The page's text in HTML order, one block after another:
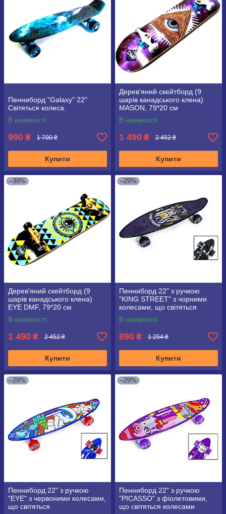
Пенниборд "Galaxy" 22"
Світяться колеса.
В наявності
990 ₴ 1 700 ₴
Купити
Дерев'яний скейтборд (9
шарів канадського клена)
MASON, 79*20 см
В наявності
1 490 ₴ 2 452 ₴
Купити
–39%
Дерев'яний скейтборд (9
шарів канадського клена)
EYE DMF, 79*20 см
В наявності
1 490 ₴ 2 452 ₴
Купити
–29%
Пенниборд 22" з ручкою
"KING STREET" з чорними
колесами, що світяться
В наявності
890 ₴ 1 254 ₴
Купити
–29%
Пенниборд 22" з ручкою
"EYE" з червоними колесами,
що світяться
–29%
Пенниборд 22" з ручкою
"PICASSO" з фіолетовими,
що світяться колесами